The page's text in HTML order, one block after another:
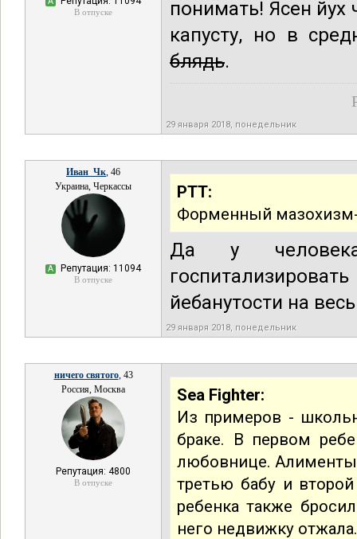
В отпуске
понимать! Ясен
капусту, но в
блядь.
29 января 2018, понедельник
Иван_Чк, 46
Украина, Черкассы
А Репутация: 11094
В отпуске
РТТ:
Форменный
Да у
йебанутости на
29 января 2018, понедельник
ничего святого, 43
Россия, Москва
Репутация: 4800
В отпуске
Sea Fighter:
Из примеров -
браке. В первом
любовнице. Алименты
третью бабу и
ребенка также
него недвижку